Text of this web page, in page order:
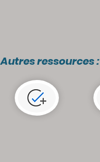
Autres ressources :